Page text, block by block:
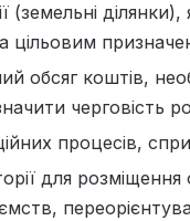
(земельні
цільовим
обсяг коштів,
черговість
процесів,
для розміщення